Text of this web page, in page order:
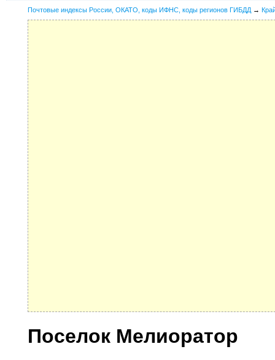
Почтовые индексы России, ОКАТО, коды ИФНС, коды регионов ГИБДД →
Поселок Мелиоратор